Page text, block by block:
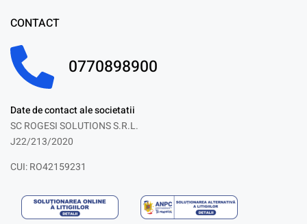
CONTACT
0770898900
Date de contact ale societatii
SC ROGESI SOLUTIONS S.R.L.
J22/213/2020
CUI: RO42159231